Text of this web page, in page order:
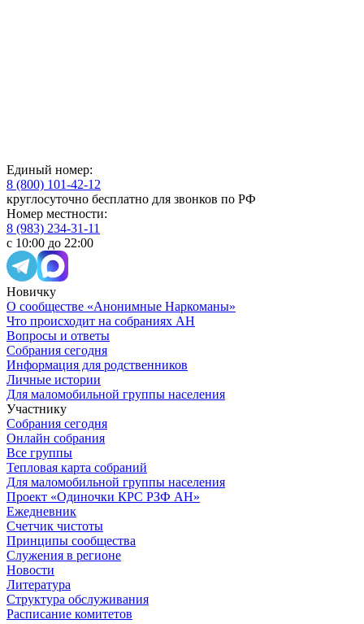
Единый номер:
8 (800) 101-42-12
круглосуточно бесплатно для звонков по РФ
Номер местности:
8 (983) 234-31-11
с 10:00 до 22:00
Новичку
О сообществе «Анонимные Наркоманы»
Что происходит на собраниях АН
Вопросы и ответы
Собрания сегодня
Информация для родственников
Личные истории
Для маломобильной группы населения
Участнику
Собрания сегодня
Онлайн собрания
Все группы
Тепловая карта собраний
Для маломобильной группы населения
Проект «Одиночки КРС РЗФ АН»
Ежедневник
Счетчик чистоты
Принципы сообщества
Служения в регионе
Новости
Литература
Структура обслуживания
Расписание комитетов